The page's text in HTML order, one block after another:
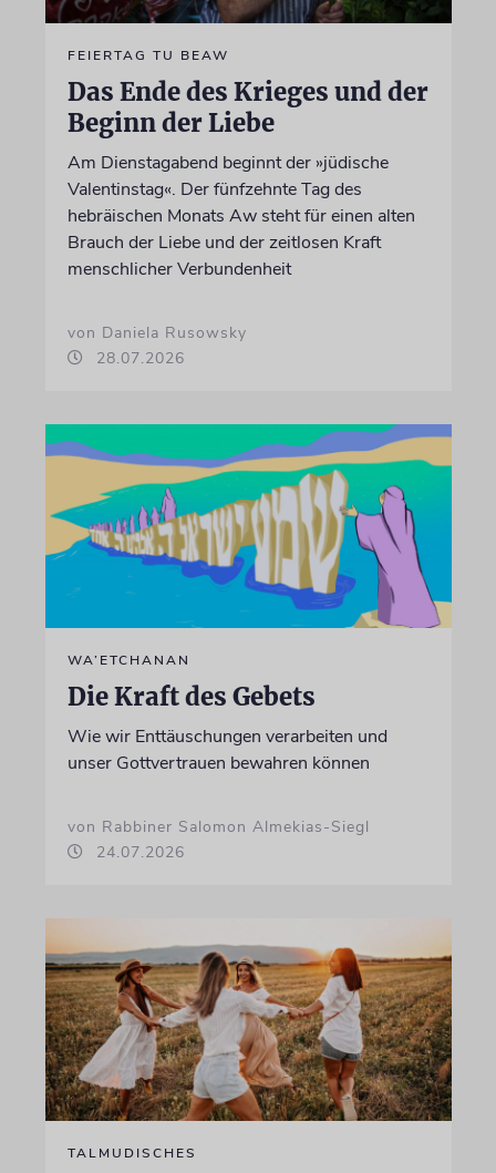
FEIERTAG TU BEAW
Das Ende des Krieges und der
Beginn der Liebe
Am Dienstagabend beginnt der »jüdische
Valentinstag«. Der fünfzehnte Tag des
hebräischen Monats Aw steht für einen alten
Brauch der Liebe und der zeitlosen Kraft
menschlicher Verbundenheit
von Daniela Rusowsky
28.07.2026
WA’ETCHANAN
Die Kraft des Gebets
Wie wir Enttäuschungen verarbeiten und
unser Gottvertrauen bewahren können
von Rabbiner Salomon Almekias-Siegl
24.07.2026
TALMUDISCHES